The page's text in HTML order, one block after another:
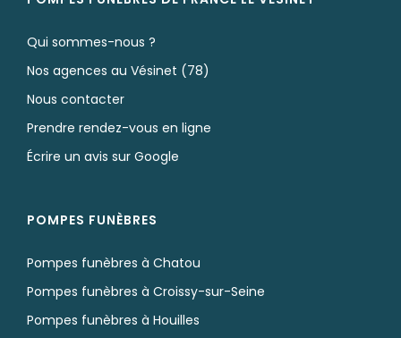
Qui sommes-nous ?
Nos agences au Vésinet (78)
Nous contacter
Prendre rendez-vous en ligne
Écrire un avis sur Google
POMPES FUNÈBRES
Pompes funèbres à Chatou
Pompes funèbres à Croissy-sur-Seine
Pompes funèbres à Houilles